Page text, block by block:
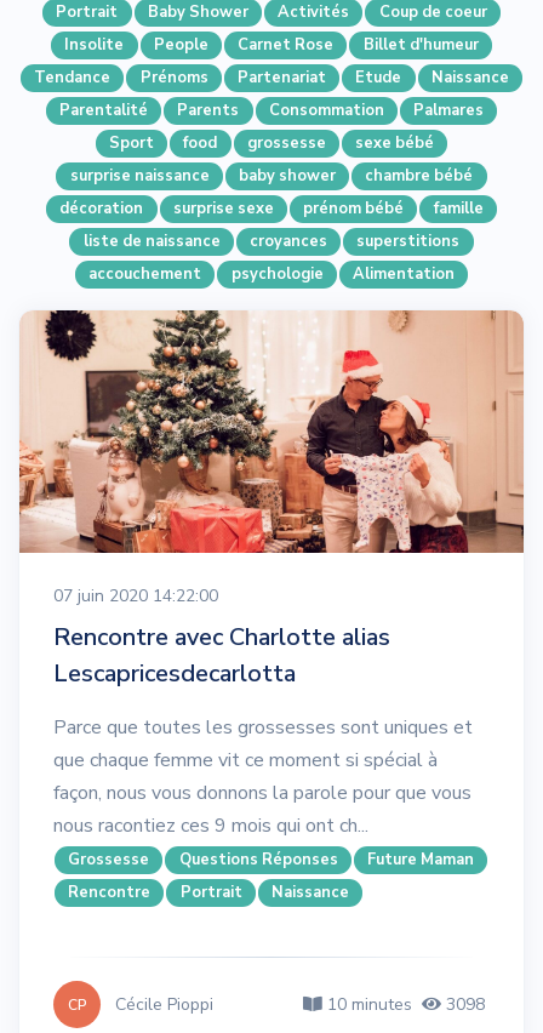
Portrait
Baby Shower Activités
Coup de coeur
Insolite
People Carnet Rose
Billet d'humeur
Tendance
Prénoms Partenariat Etude
Naissance
Parentalité
Parents Consommation
Palmares
Sport
food grossesse
sexe bébé
surprise naissance
baby shower
chambre bébé
décoration
surprise sexe prénom bébé
famille
liste de naissance
croyances
superstitions
accouchement
psychologie Alimentation
07 juin 2020 14:22:00
Rencontre avec Charlotte alias
Lescapricesdecarlotta
Parce que toutes les grossesses sont uniques et
que chaque femme vit ce moment si spécial à
façon, nous vous donnons la parole pour que vous
nous racontiez ces 9 mois qui ont ch...
Grossesse Questions Réponses
Future Maman
Rencontre
Portrait Naissance
CP Cécile Pioppi 10 minutes 3098